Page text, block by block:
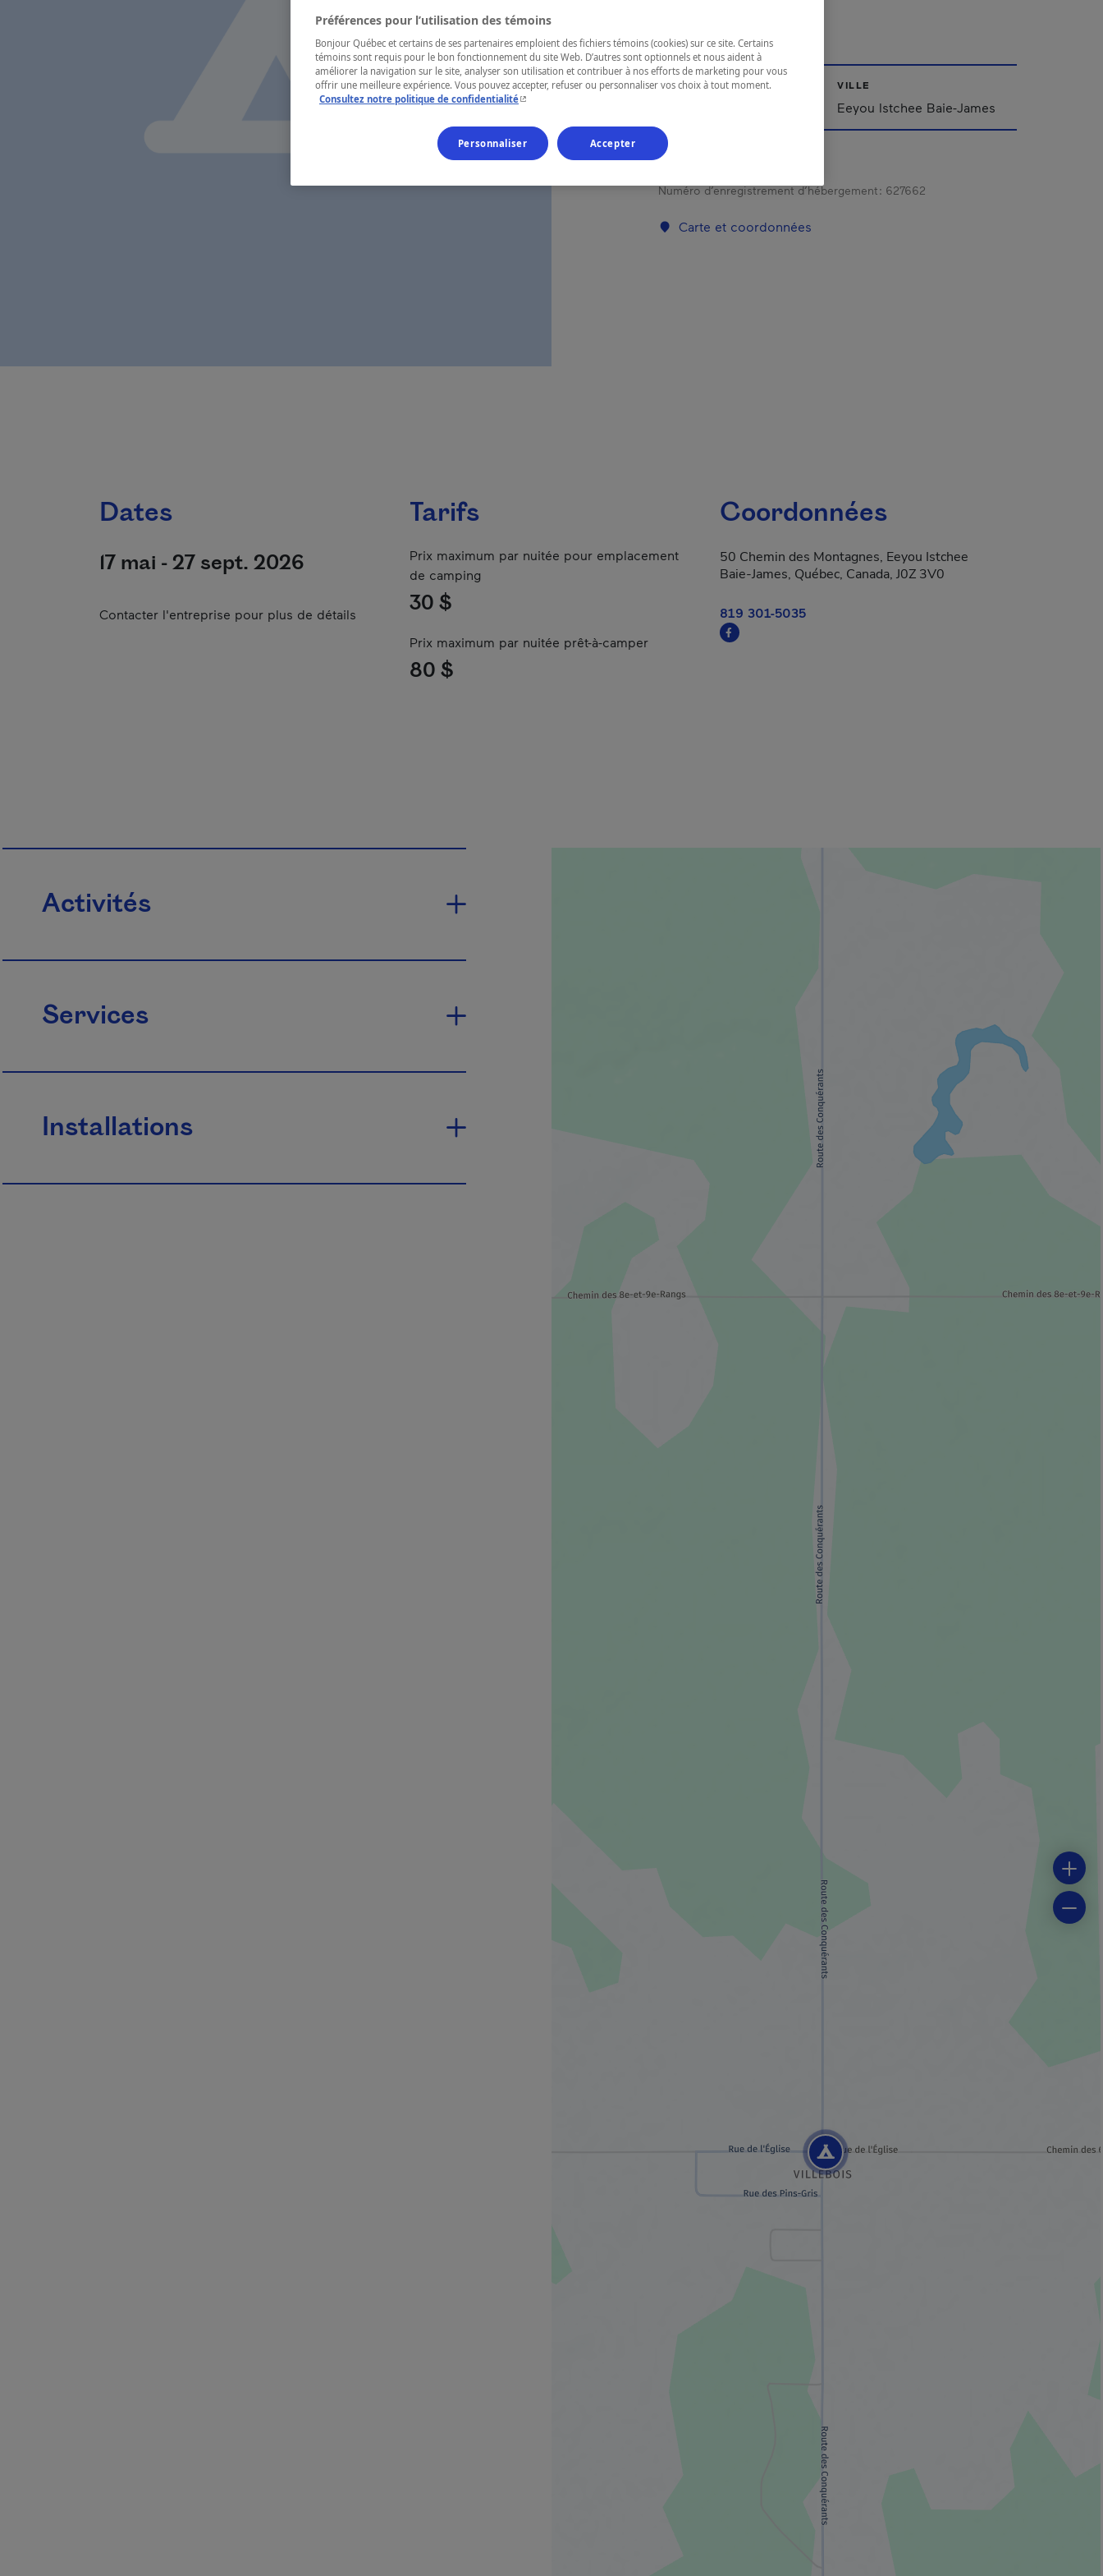
RÉGION VILLE
Eeyou Istchee Baie-James
Numéro d’enregistrement d’hébergement : 627662
Carte et coordonnées
Dates
17 mai - 27 sept. 2026
Contacter l'entreprise pour plus de détails
Tarifs
Prix maximum par nuitée pour emplacement
de camping
30 $
Prix maximum par nuitée prêt-à-camper
80 $
Coordonnées
50 Chemin des Montagnes, Eeyou Istchee
Baie-James, Québec, Canada, J0Z 3V0
819 301-5035
Activités
Services
Installations
Préférences pour l’utilisation des témoins
Bonjour Québec et certains de ses partenaires emploient des fichiers témoins (cookies) sur ce site. Certains
témoins sont requis pour le bon fonctionnement du site Web. D’autres sont optionnels et nous aident à
améliorer la navigation sur le site, analyser son utilisation et contribuer à nos efforts de marketing pour vous
offrir une meilleure expérience. Vous pouvez accepter, refuser ou personnaliser vos choix à tout moment.
Consultez notre politique de confidentialité- Cet hyperlien s'ouvrira dans une nouvelle fenêtre.
Personnaliser Accepter